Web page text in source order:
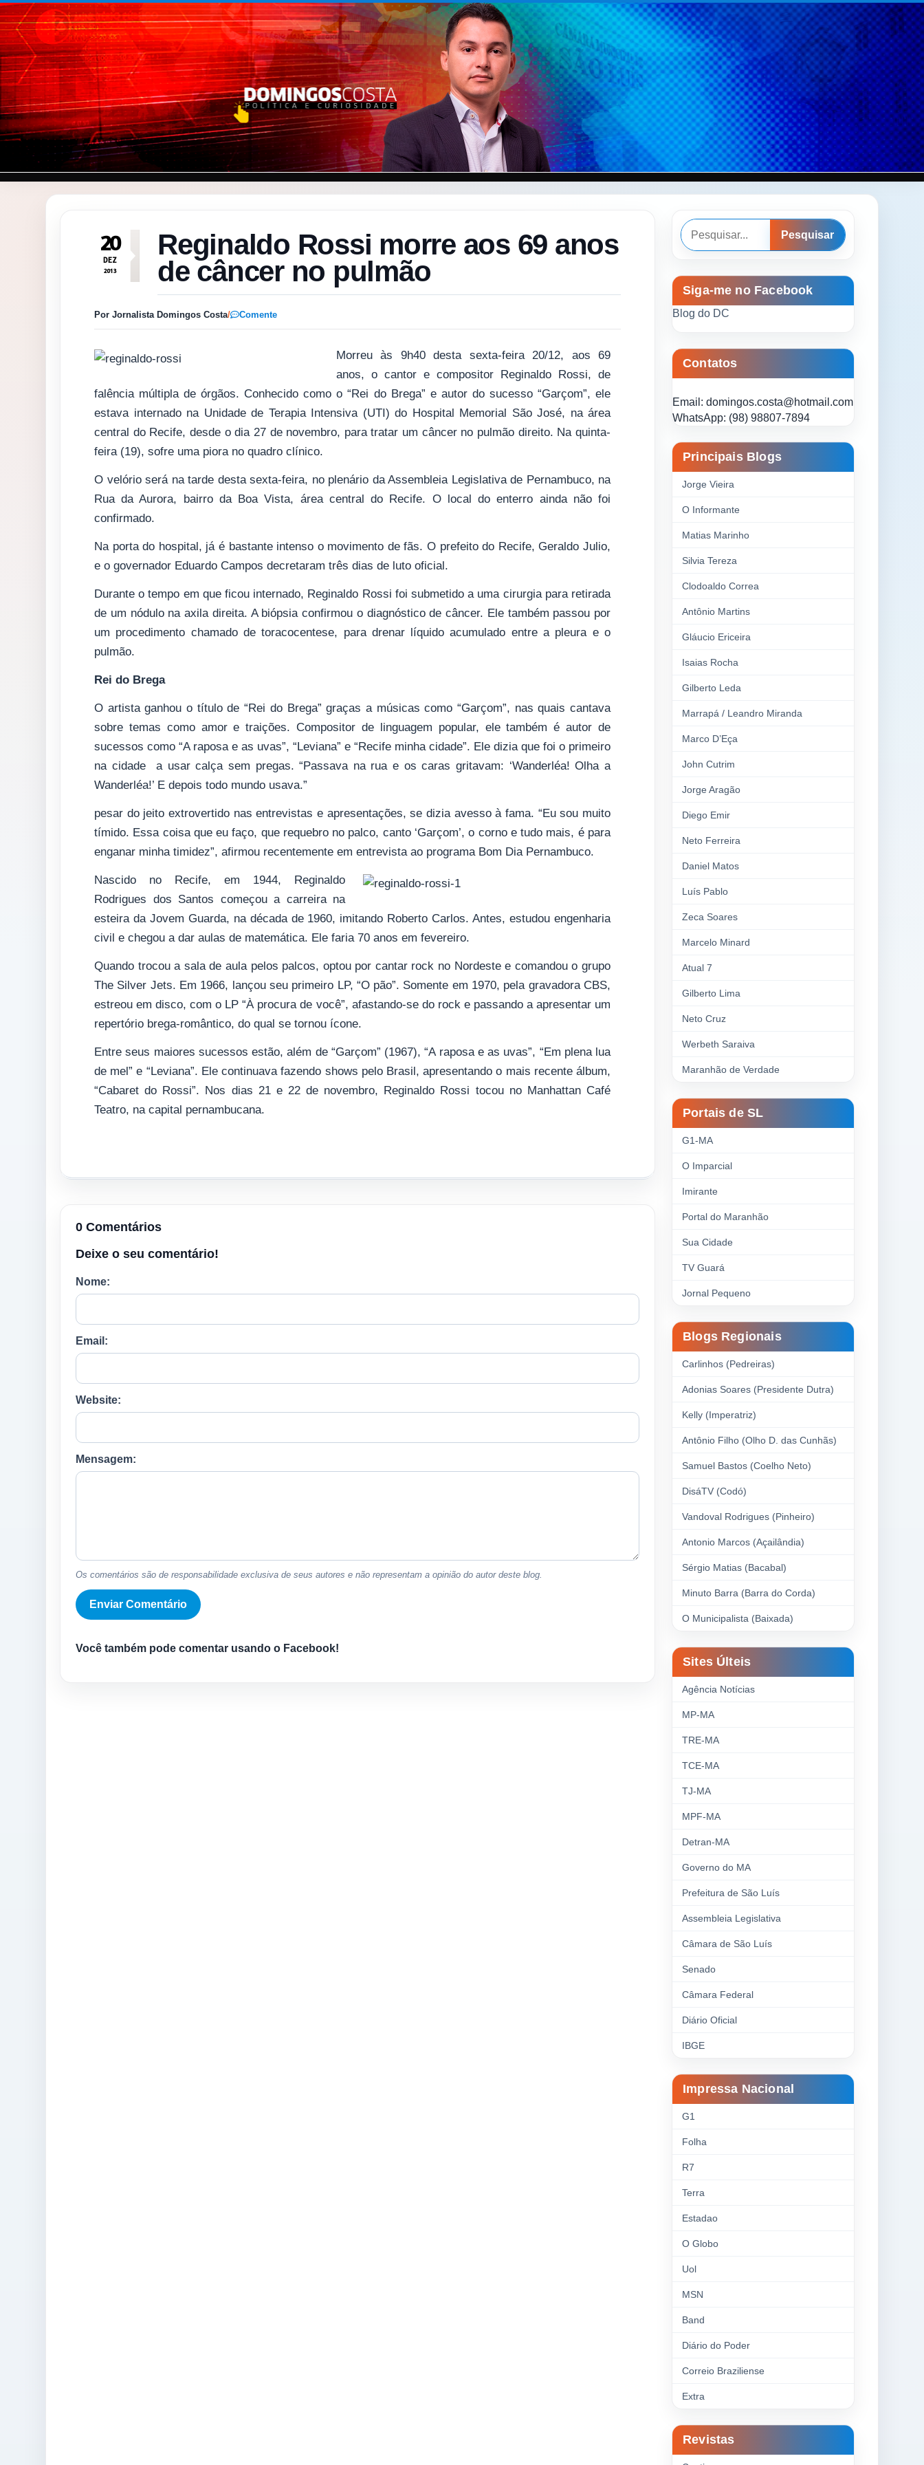
Pular para o conteúdo
20
DEZ
2013
Reginaldo Rossi morre aos 69 anos
de câncer no pulmão
Por Jornalista Domingos Costa/ Comente
Morreu às 9h40 desta sexta-feira 20/12, aos 69
anos, o cantor e compositor Reginaldo Rossi, de
falência múltipla de órgãos. Conhecido como o “Rei do Brega” e autor do sucesso “Garçom”, ele
estava internado na Unidade de Terapia Intensiva (UTI) do Hospital Memorial São José, na área
central do Recife, desde o dia 27 de novembro, para tratar um câncer no pulmão direito. Na quinta-
feira (19), sofre uma piora no quadro clínico.
O velório será na tarde desta sexta-feira, no plenário da Assembleia Legislativa de Pernambuco, na
Rua da Aurora, bairro da Boa Vista, área central do Recife. O local do enterro ainda não foi
confirmado.
Na porta do hospital, já é bastante intenso o movimento de fãs. O prefeito do Recife, Geraldo Julio,
e o governador Eduardo Campos decretaram três dias de luto oficial.
Durante o tempo em que ficou internado, Reginaldo Rossi foi submetido a uma cirurgia para retirada
de um nódulo na axila direita. A biópsia confirmou o diagnóstico de câncer. Ele também passou por
um procedimento chamado de toracocentese, para drenar líquido acumulado entre a pleura e o
pulmão.
Rei do Brega
O artista ganhou o título de “Rei do Brega” graças a músicas como “Garçom”, nas quais cantava
sobre temas como amor e traições. Compositor de linguagem popular, ele também é autor de
sucessos como “A raposa e as uvas”, “Leviana” e “Recife minha cidade”. Ele dizia que foi o primeiro
na cidade a usar calça sem pregas. “Passava na rua e os caras gritavam: ‘Wanderléa! Olha a
Wanderléa!’ E depois todo mundo usava.”
pesar do jeito extrovertido nas entrevistas e apresentações, se dizia avesso à fama. “Eu sou muito
tímido. Essa coisa que eu faço, que requebro no palco, canto ‘Garçom’, o corno e tudo mais, é para
enganar minha timidez”, afirmou recentemente em entrevista ao programa Bom Dia Pernambuco.
Nascido no Recife, em 1944, Reginaldo
Rodrigues dos Santos começou a carreira na
esteira da Jovem Guarda, na década de 1960, imitando Roberto Carlos. Antes, estudou engenharia
civil e chegou a dar aulas de matemática. Ele faria 70 anos em fevereiro.
Quando trocou a sala de aula pelos palcos, optou por cantar rock no Nordeste e comandou o grupo
The Silver Jets. Em 1966, lançou seu primeiro LP, “O pão”. Somente em 1970, pela gravadora CBS,
estreou em disco, com o LP “À procura de você”, afastando-se do rock e passando a apresentar um
repertório brega-romântico, do qual se tornou ícone.
Entre seus maiores sucessos estão, além de “Garçom” (1967), “A raposa e as uvas”, “Em plena lua
de mel” e “Leviana”. Ele continuava fazendo shows pelo Brasil, apresentando o mais recente álbum,
“Cabaret do Rossi”. Nos dias 21 e 22 de novembro, Reginaldo Rossi tocou no Manhattan Café
Teatro, na capital pernambucana.
0 Comentários
Deixe o seu comentário!
Nome:
Email:
Website:
Mensagem:
Os comentários são de responsabilidade exclusiva de seus autores e não representam a opinião do autor deste blog.
Você também pode comentar usando o Facebook!
Pesquisar
Pesquisar
Siga-me no Facebook
Blog do DC
Contatos
Email: domingos.costa@hotmail.com
WhatsApp: (98) 98807-7894
Principais Blogs
Jorge Vieira
O Informante
Matias Marinho
Silvia Tereza
Clodoaldo Correa
Antônio Martins
Gláucio Ericeira
Isaias Rocha
Gilberto Leda
Marrapá / Leandro Miranda
Marco D’Eça
John Cutrim
Jorge Aragão
Diego Emir
Neto Ferreira
Daniel Matos
Luís Pablo
Zeca Soares
Marcelo Minard
Atual 7
Gilberto Lima
Neto Cruz
Werbeth Saraiva
Maranhão de Verdade
Portais de SL
G1-MA
O Imparcial
Imirante
Portal do Maranhão
Sua Cidade
TV Guará
Jornal Pequeno
Blogs Regionais
Carlinhos (Pedreiras)
Adonias Soares (Presidente Dutra)
Kelly (Imperatriz)
Antônio Filho (Olho D. das Cunhãs)
Samuel Bastos (Coelho Neto)
DisáTV (Codó)
Vandoval Rodrigues (Pinheiro)
Antonio Marcos (Açailândia)
Sérgio Matias (Bacabal)
Minuto Barra (Barra do Corda)
O Municipalista (Baixada)
Sites Últeis
Agência Notícias
MP-MA
TRE-MA
TCE-MA
TJ-MA
MPF-MA
Detran-MA
Governo do MA
Prefeitura de São Luís
Assembleia Legislativa
Câmara de São Luís
Senado
Câmara Federal
Diário Oficial
IBGE
Impressa Nacional
G1
Folha
R7
Terra
Estadao
O Globo
Uol
MSN
Band
Diário do Poder
Correio Braziliense
Extra
Revistas